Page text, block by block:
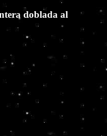
doblada al